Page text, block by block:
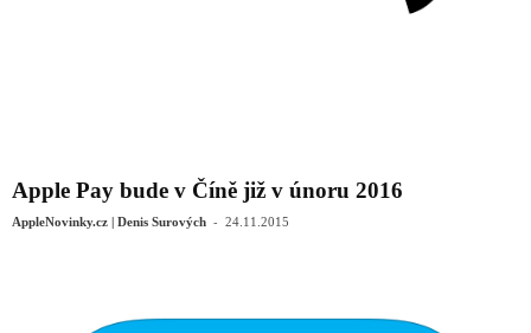
Apple Pay bude v Číně již v únoru 2016
AppleNovinky.cz | Denis Surových - 24.11.2015